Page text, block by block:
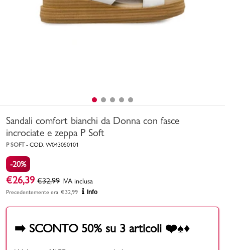
Bambino
Marchi
Carrello
Sandali comfort bianchi da Donna con fasce
incrociate e zeppa P Soft
P SOFT- COD. W0430S0101
-20%
€26,39 €32,99 IVA inclusa
Precedentemente era €32,99 Info
➡️ SCONTO 50% su 3 articoli ❤️♠️♦️